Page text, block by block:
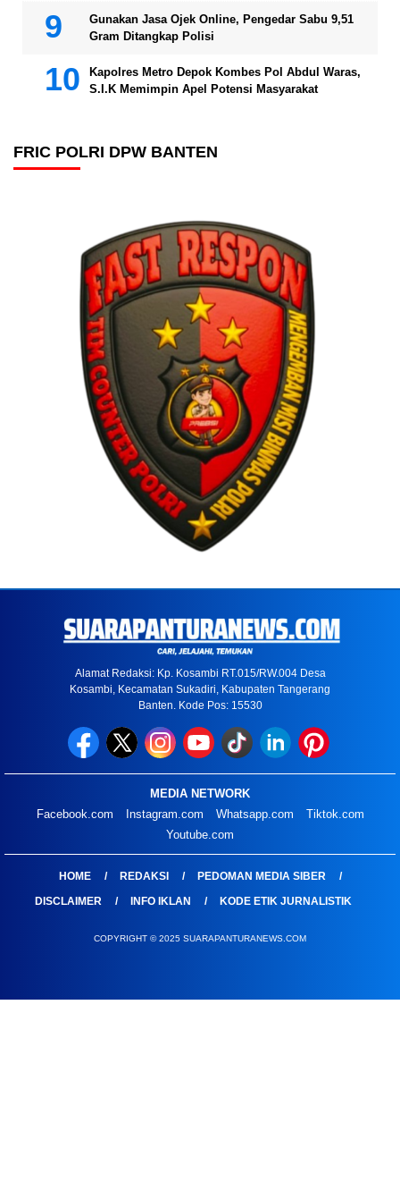
Gunakan Jasa Ojek Online, Pengedar Sabu 9,51
Gram Ditangkap Polisi
Kapolres Metro Depok Kombes Pol Abdul Waras,
S.I.K Memimpin Apel Potensi Masyarakat
FRIC POLRI DPW BANTEN
Alamat Redaksi: Kp. Kosambi RT.015/RW.004 Desa
Kosambi, Kecamatan Sukadiri, Kabupaten Tangerang
Banten. Kode Pos: 15530
MEDIA NETWORK
Facebook.com
Instagram.com Whatsapp.com
Tiktok.com
Youtube.com
HOME REDAKSI
PEDOMAN MEDIA SIBER
DISCLAIMER
INFO IKLAN KODE ETIK JURNALISTIK
COPYRIGHT © 2025 SUARAPANTURANEWS.COM